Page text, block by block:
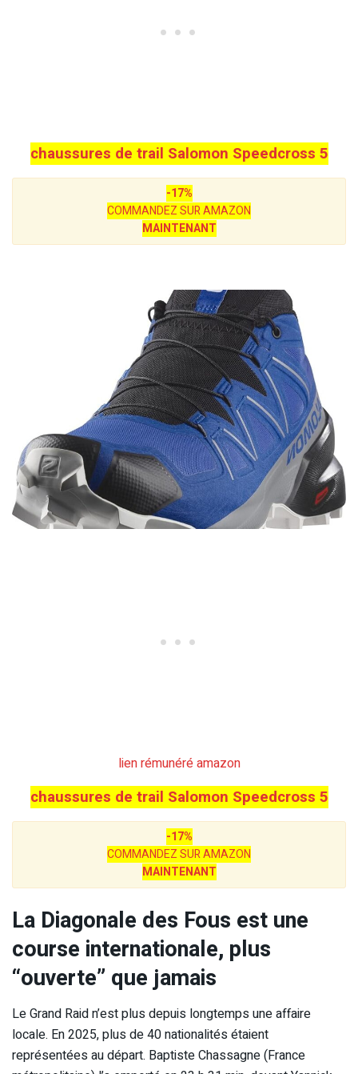
chaussures de trail Salomon Speedcross 5
-17%
COMMANDEZ SUR AMAZON
MAINTENANT
lien rémunéré amazon
chaussures de trail Salomon Speedcross 5
-17%
COMMANDEZ SUR AMAZON
MAINTENANT
La Diagonale des Fous est une
course internationale, plus
“ouverte” que jamais
Le Grand Raid n’est plus depuis longtemps une affaire
locale. En 2025, plus de 40 nationalités étaient
représentées au départ. Baptiste Chassagne (France